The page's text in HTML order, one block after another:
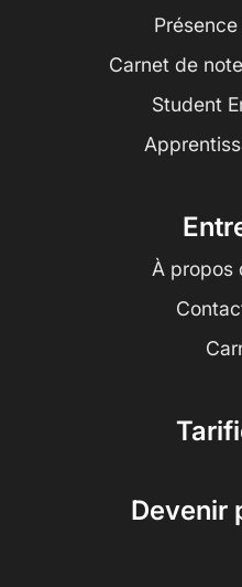
Carnet de
Student
À propos
Devenir